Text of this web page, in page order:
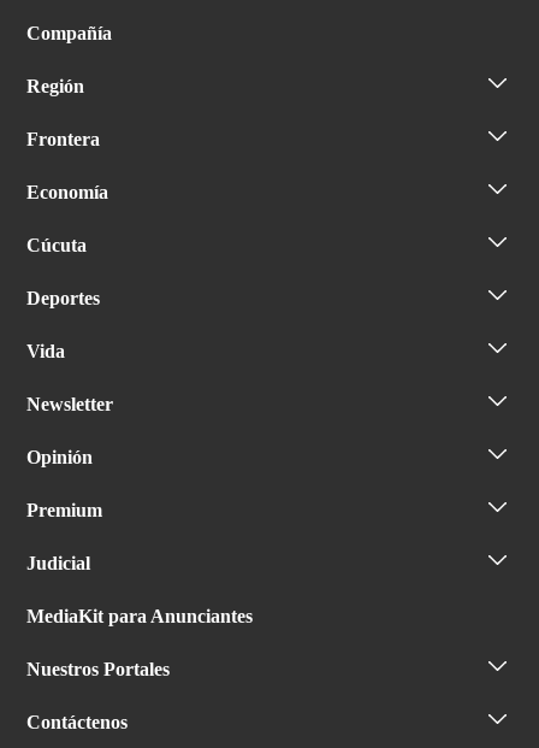
Compañía
Región
Frontera
Economía
Cúcuta
Deportes
Vida
Newsletter
Opinión
Premium
Judicial
MediaKit para Anunciantes
Nuestros Portales
Contáctenos